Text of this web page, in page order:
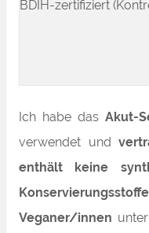
BDIH-zertifiziert
Ich habe dasAkut-
verwendet und
enthält keine
Konservierungsstoffe
Veganer/innen